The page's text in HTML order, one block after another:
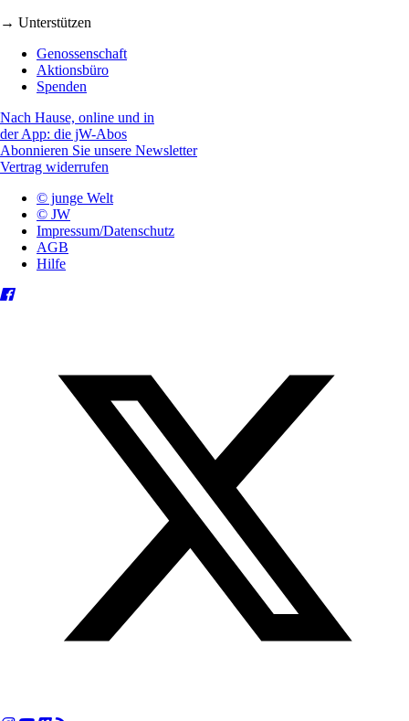
→ Unterstützen
Genossenschaft
Aktionsbüro
Spenden
Nach Hause, online und in
der App: die jW-Abos
Abonnieren Sie unsere Newsletter
Vertrag widerrufen
© junge Welt
© JW
Impressum/Datenschutz
AGB
Hilfe